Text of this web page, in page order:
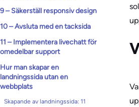
9 – Säkerställ responsiv design
10 – Avsluta med en tacksida
11 – Implementera livechatt för
omedelbar support
Hur man skapar en
landningssida utan en
webbplats
Skapande av landningssida: 11